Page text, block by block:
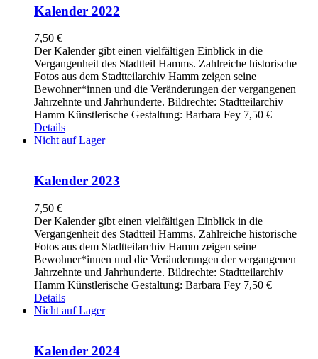
Kalender 2022
7,50 €
Der Kalender gibt einen vielfältigen Einblick in die
Vergangenheit des Stadtteil Hamms. Zahlreiche historische
Fotos aus dem Stadtteilarchiv Hamm zeigen seine
Bewohner*innen und die Veränderungen der vergangenen
Jahrzehnte und Jahrhunderte. Bildrechte: Stadtteilarchiv
Hamm Künstlerische Gestaltung: Barbara Fey 7,50 €
Details
Nicht auf Lager
Kalender 2023
7,50 €
Der Kalender gibt einen vielfältigen Einblick in die
Vergangenheit des Stadtteil Hamms. Zahlreiche historische
Fotos aus dem Stadtteilarchiv Hamm zeigen seine
Bewohner*innen und die Veränderungen der vergangenen
Jahrzehnte und Jahrhunderte. Bildrechte: Stadtteilarchiv
Hamm Künstlerische Gestaltung: Barbara Fey 7,50 €
Details
Nicht auf Lager
Kalender 2024